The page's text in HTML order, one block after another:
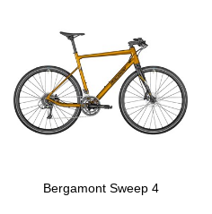
Bergamont Sweep 4